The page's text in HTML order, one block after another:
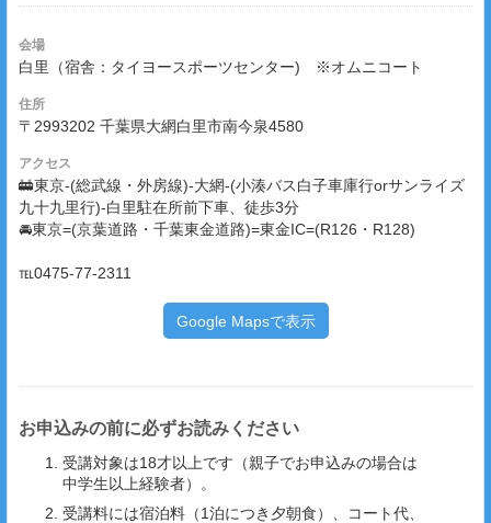
会場
白里（宿舎：タイヨースポーツセンター) ※オムニコート
住所
〒2993202 千葉県大網白里市南今泉4580
アクセス
🚋東京-(総武線・外房線)-大網-(小湊バス白子車庫行orサンライズ
九十九里行)-白里駐在所前下車、徒歩3分
🚘東京=(京葉道路・千葉東金道路)=東金IC=(R126・R128)
℡0475-77-2311
Google Mapsで表示
お申込みの前に必ずお読みください
受講対象は18才以上です（親子でお申込みの場合は
中学生以上経験者）。
受講料には宿泊料（1泊につき夕朝食）、コート代、